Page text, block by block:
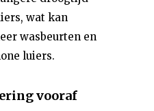
wat kan
wasbeurten en
luiers.
vooraf